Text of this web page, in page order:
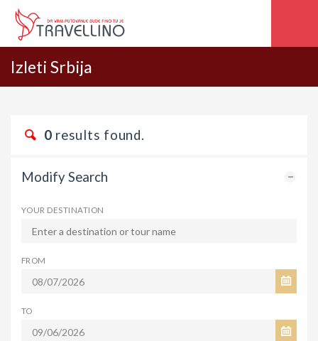
Izleti Srbija
0 results found.
Modify Search
YOUR DESTINATION
FROM
TO